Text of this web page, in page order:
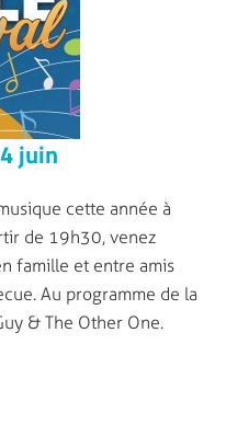
juin
cette année à
de 19h30, venez
famille et entre amis
Au programme de la
& The Other One.